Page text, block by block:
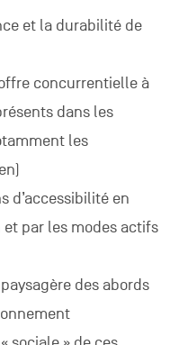
et la durabilité de
concurrentielle à
dans les
les
d’accessibilité en
par les modes actifs
des abords